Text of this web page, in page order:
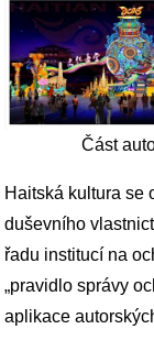
Část
Haitská kultura se
duševního
řadu institucí na
„pravidlo správy
aplikace